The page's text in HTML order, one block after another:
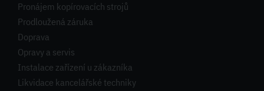
Pronájem kopírovacích strojů
Prodloužená záruka
Doprava
Opravy a servis
Instalace zařízení u zákazníka
Likvidace kancelářské techniky